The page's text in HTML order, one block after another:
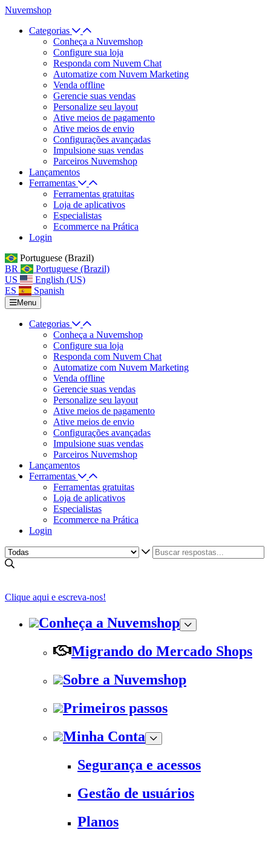
Nuvemshop
Categorias
Conheça a Nuvemshop
Configure sua loja
Responda com Nuvem Chat
Automatize com Nuvem Marketing
Venda offline
Gerencie suas vendas
Personalize seu layout
Ative meios de pagamento
Ative meios de envio
Configurações avançadas
Impulsione suas vendas
Parceiros Nuvemshop
Lançamentos
Ferramentas
Ferramentas gratuitas
Loja de aplicativos
Especialistas
Ecommerce na Prática
Login
Portuguese (Brazil)
BR
Portuguese (Brazil)
US
English (US)
ES
Spanish
Menu
Categorias
Conheça a Nuvemshop
Configure sua loja
Responda com Nuvem Chat
Automatize com Nuvem Marketing
Venda offline
Gerencie suas vendas
Personalize seu layout
Ative meios de pagamento
Ative meios de envio
Configurações avançadas
Impulsione suas vendas
Parceiros Nuvemshop
Lançamentos
Ferramentas
Ferramentas gratuitas
Loja de aplicativos
Especialistas
Ecommerce na Prática
Login
Clique aqui e escreva-nos!
Conheça a Nuvemshop
Migrando do Mercado Shops
Sobre a Nuvemshop
Primeiros passos
Minha Conta
Segurança e acessos
Gestão de usuários
Planos